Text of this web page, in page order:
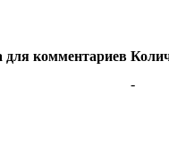
для комментариев
-